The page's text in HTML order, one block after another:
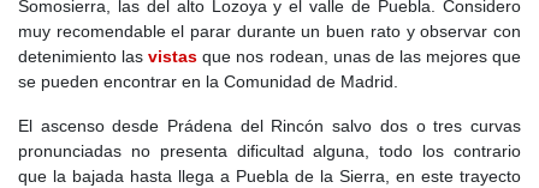
Relaciones de Felipe IIseñalan que
Puebla de la Sierra
surgió en el
siglo XII Alfonso VII
promovió la creación
de asentamientos estables en la comarca de Buitrago con fines
estudios sugieren un posible origen árabe para la aldea, que en
sus inicios pudo ser un conjunto de cabañas utilizadas
temporalmente por pastores y leñadores.
Somosierra, las del alto Lozoya y el valle de Puebla. Considero
muy recomendable el parar durante un buen rato y observar con
detenimiento lasvistas que nos rodean, unas de las mejores que
se pueden encontrar en la Comunidad de Madrid.
El ascenso desde Prádena del Rincón salvo dos o tres curvas
pronunciadas no presenta dificultad alguna, todo los contrario
que la bajada hasta llega a Puebla de la Sierra, en este trayecto